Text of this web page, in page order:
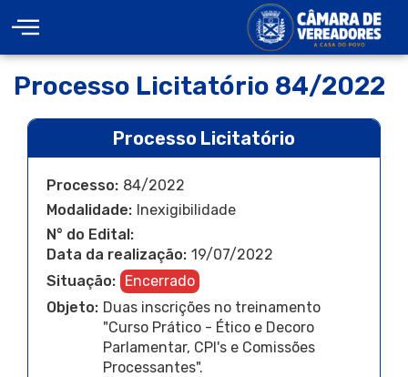
Processo Licitatório 84/2022
Processo Licitatório
Processo: 84/2022
Modalidade: Inexigibilidade
N° do Edital:
Data da realização: 19/07/2022
Situação: Encerrado
Objeto: Duas inscrições no treinamento
"Curso Prático - Ético e Decoro
Parlamentar, CPI's e Comissões
Processantes".